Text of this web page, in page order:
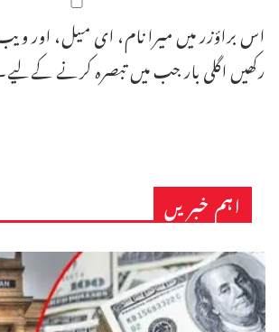
اس براؤزر میں میرا نام، ای میل، اور
رکھیں اگلی بار جب میں تبصرہ کرنے
اہم خبریں